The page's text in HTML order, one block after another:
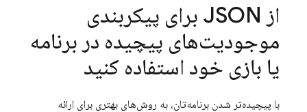
از JSON برای پیکربندی
موجودیت‌های پیچیده در برنامه
یا بازی خود استفاده کنید
با پیچیده‌تر شدن برنامه‌تان، به روش‌های بهتری برای ارائه